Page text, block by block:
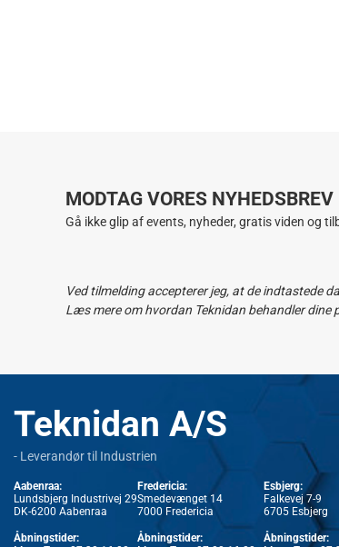
MODTAG VORES NYHEDSBREV
Gå ikke glip af events, nyheder, gratis viden og
Ved tilmelding accepterer jeg, at de indtastede
Læs mere om hvordan Teknidan behandler
Teknidan A/S
- Leverandør til Industrien
Aabenraa:
Lundsbjerg Industrivej 29
DK-6200 Aabenraa
Åbningstider:
Fredericia:
Smedevænget 14
7000 Fredericia
Åbningstider:
Esbjerg:
Falkevej 7-9
6705 Esbjerg
Åbningstider: